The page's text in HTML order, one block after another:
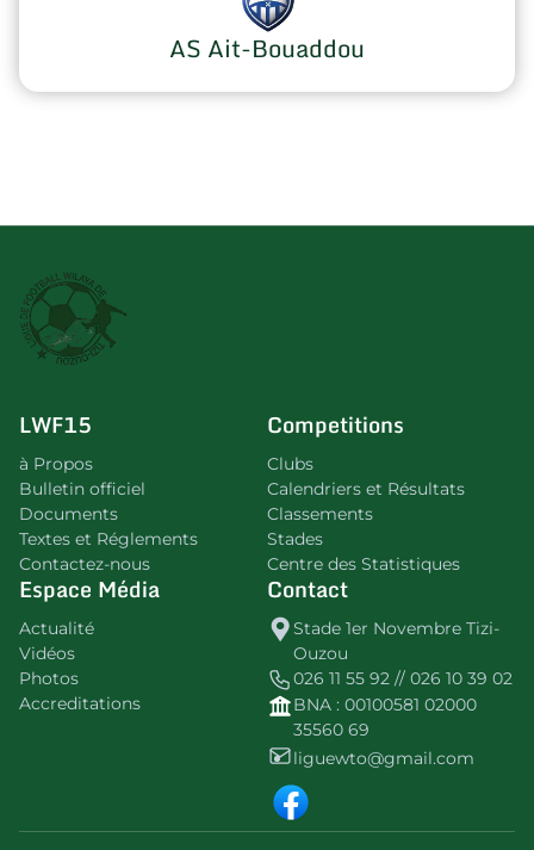
AS Ait-Bouaddou
LWF15
à Propos
Bulletin officiel
Documents
Textes et Réglements
Contactez-nous
Competitions
Clubs
Calendriers et Résultats
Classements
Stades
Centre des Statistiques
Espace Média
Actualité
Vidéos
Photos
Accreditations
Contact
Stade 1er Novembre Tizi-
Ouzou
026 11 55 92 // 026 10 39 02
BNA : 00100581 02000
35560 69
liguewto@gmail.com